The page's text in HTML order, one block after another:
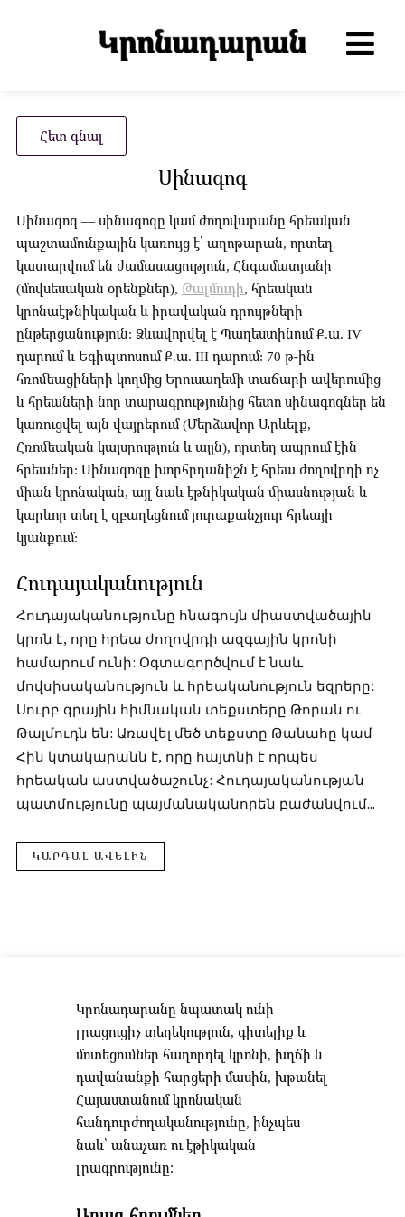
Հետ գնալ
Սինագոգ
Սինագոգ — սինագոգը կամ ժողովարանը հրեական
պաշտամունքային կառույց է՝ աղոթարան, որտեղ
կատարվում են ժամասացություն, Հնգամատյանի
(մովսեսական օրենքներ), Թալմուդի, հրեական
կրոնաէթնիկական և իրավական դրույթների
ընթերցանություն: Ձևավորվել է Պաղեստինում Ք.ա. IV
դարում և Եգիպտոսում Ք.ա. III դարում: 70 թ-ին
հռոմեացիների կողմից Երուսաղեմի տաճարի ավերումից
և հրեաների նոր տարագրությունից հետո սինագոգներ են
կառուցվել այն վայրերում (Մերձավոր Արևելք,
Հռոմեական կայսրություն և այլն), որտեղ ապրում էին
հրեաներ: Սինագոգը խորհրդանիշն է հրեա ժողովրդի ոչ
միան կրոնական, այլ նաև էթնիկական միասնության և
կարևոր տեղ է զբաղեցնում յուրաքանչյուր հրեայի
կյանքում:
Հուդայականություն
Հուդայականությունը հնագույն միաստվածային
կրոն է, որը հրեա ժողովրդի ազգային կրոնի
համարում ունի: Օգտագործվում է նաև
մովսիսականություն և հրեականություն եզրերը:
Սուրբ գրային հիմնական տեքստերը Թորան ու
Թալմուդն են: Առավել մեծ տեքստը Թանահը կամ
Հին կտակարանն է, որը հայտնի է որպես
հրեական աստվածաշունչ: Հուդայականության
պատմությունը պայմանականորեն բաժանվում...
ԿԱՐԴԱԼ ԱՎԵԼԻՆ
Կրոնադարանը նպատակ ունի
լրացուցիչ տեղեկություն, գիտելիք և
մոտեցումներ հաղորդել կրոնի, խղճի և
դավանանքի հարցերի մասին, խթանել
Հայաստանում կրոնական
հանդուրժողականությունը, ինչպես
նաև՝ անաչառ ու էթիկական
լրագրությունը։